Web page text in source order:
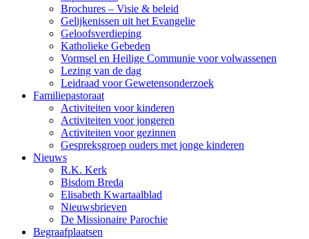
Brochures – Visie & beleid
Gelijkenissen uit het Evangelie
Geloofsverdieping
Katholieke Gebeden
Vormsel en Heilige Communie voor volwassenen
Lezing van de dag
Leidraad voor Gewetensonderzoek
Familiepastoraat
Activiteiten voor kinderen
Activiteiten voor jongeren
Activiteiten voor gezinnen
Gespreksgroep ouders met jonge kinderen
Nieuws
R.K. Kerk
Bisdom Breda
Elisabeth Kwartaalblad
Nieuwsbrieven
De Missionaire Parochie
Begraafplaatsen